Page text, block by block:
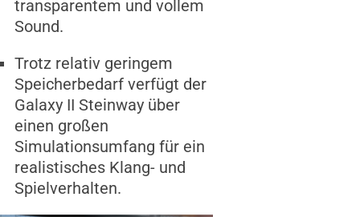
transparentem und vollem
Sound.
Trotz relativ geringem
Speicherbedarf verfügt der
Galaxy II Steinway über
einen großen
Simulationsumfang für ein
realistisches Klang- und
Spielverhalten.